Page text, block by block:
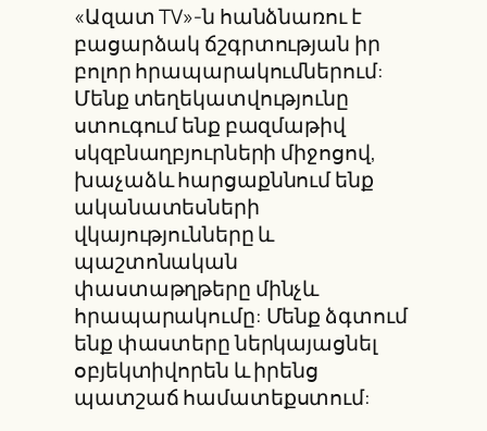
«Ազատ TV»-ն հանձնառու է
բացարձակ ճշգրտության իր
բոլոր հրապարակումներում:
Մենք տեղեկատվությունը
ստուգում ենք բազմաթիվ
սկզբնաղբյուրների միջոցով,
խաչաձև հարցաքննում ենք
ականատեսների
վկայությունները և
պաշտոնական
փաստաթղթերը մինչև
հրապարակումը: Մենք ձգտում
ենք փաստերը ներկայացնել
օբյեկտիվորեն և իրենց
պատշաճ համատեքստում: